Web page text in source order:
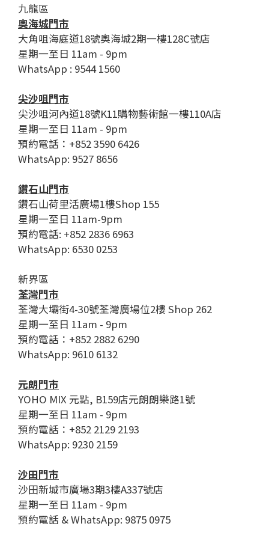
九龍區
奧海城門市
大角咀海庭道18號奧海城2期一樓128C號店
星期一至日 11am - 9pm
WhatsApp : 9544 1560
尖沙咀門市
尖沙咀河內道18號K11購物藝術館一樓110A店
星期一至日 11am - 9pm
預約電話：+852 3590 6426
WhatsApp: 9527 8656
鑽石山門市
鑽石山荷里活廣場1樓Shop 155
星期一至日 11am-9pm
預約電話: +852 2836 6963
WhatsApp: 6530 0253
新界區
荃灣門市
荃灣大壩街4-30號荃灣廣場位2樓 Shop 262
星期一至日 11am - 9pm
預約電話：+852 2882 6290
WhatsApp: 9610 6132
元朗門市
YOHO MIX 元點, B159店元朗朗樂路1號
星期一至日 11am - 9pm
預約電話：+852 2129 2193
WhatsApp: 9230 2159
沙田門市
沙田新城市廣場3期3樓A337號店
星期一至日 11am - 9pm
預約電話 & WhatsApp: 9875 0975